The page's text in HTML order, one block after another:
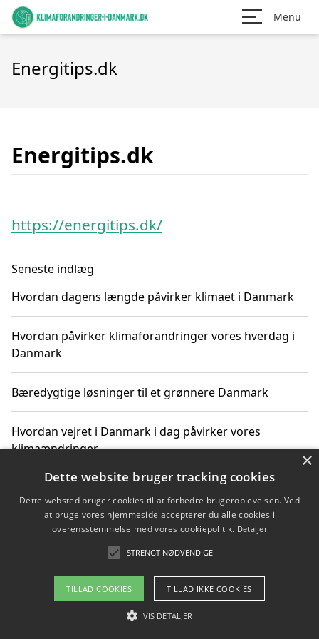
Menu
Energitips.dk
Energitips.dk
https://energitips.dk/
Seneste indlæg
Hvordan dagens længde påvirker klimaet i Danmark
Hvordan påvirker klimaforandringer vores hverdag i
Danmark
Bæredygtige løsninger til et grønnere Danmark
Hvordan vejret i Danmark i dag påvirker vores
klimaændringer
Hvordan klimaændringer påvirker danske unges
gaveønsker
Om / kontakt
Blog Betingelser
×
Dette website bruger tracking cookies
Dette websted bruger cookies til at forbedre brugeroplevelsen. Ved
at bruge vores hjemmeside accepterer du alle cookies i
overensstemmelse med vores cookiepolitik. Detaljer
STRENGT NØDVENDIGE
TILLAD COOKIES TILLAD IKKE COOKIES
VIS DETALJER